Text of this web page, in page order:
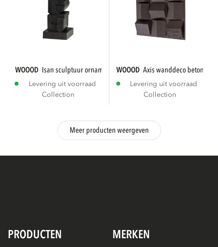
WOOOD isan sculptuur ornament hout zwart
Levering uit voorraad
Collection
WOOOD axis wanddeco
Levering uit voorraad
Collection
Meer producten weergeven
PRODUCTEN MERKEN